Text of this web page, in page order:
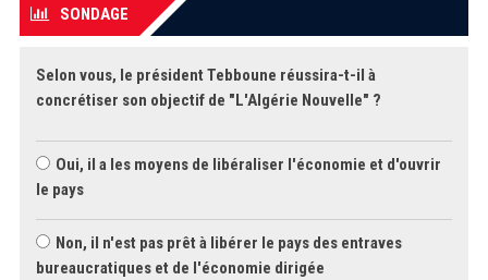
SONDAGE
Selon vous, le président Tebboune réussira-t-il à
concrétiser son objectif de "L'Algérie Nouvelle" ?
Oui, il a les moyens de libéraliser l'économie et d'ouvrir
le pays
Non, il n'est pas prêt à libérer le pays des entraves
bureaucratiques et de l'économie dirigée